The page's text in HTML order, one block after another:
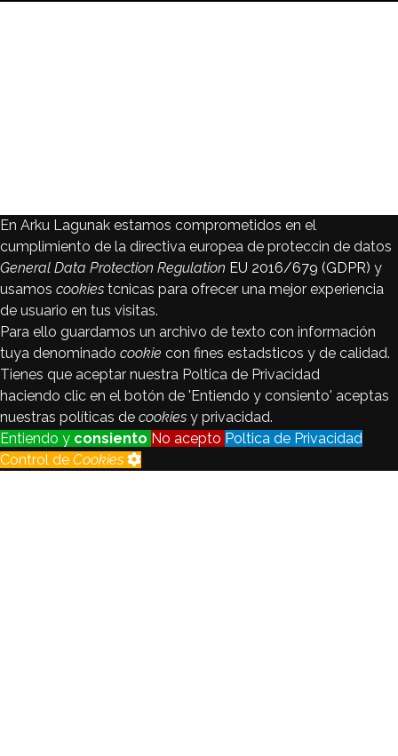
En Arku Lagunak estamos comprometidos en el
cumplimiento de la directiva europea de proteccin de datos
General Data Protection Regulation EU 2016/679 (GDPR) y
usamos cookies tcnicas para ofrecer una mejor experiencia
de usuario en tus visitas.
Para ello guardamos un archivo de texto con información
tuya denominado cookie con fines estadsticos y de calidad.
Tienes que aceptar nuestra Poltica de Privacidad
haciendo clic en el botón de 'Entiendo y consiento' aceptas
nuestras políticas de cookies y privacidad.
Entiendo y consiento No acepto Poltica de Privacidad
Control de Cookies